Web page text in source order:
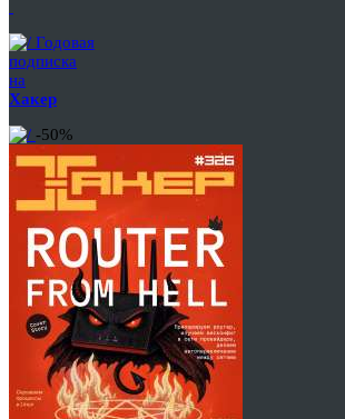
Годовая
подписка
на
Хакер
-50%